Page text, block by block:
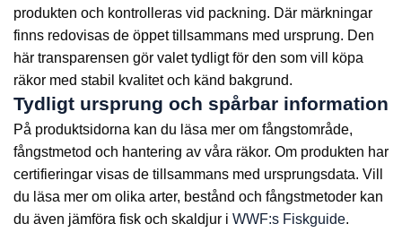
produkten och kontrolleras vid packning. Där märkningar
finns redovisas de öppet tillsammans med ursprung. Den
här transparensen gör valet tydligt för den som vill köpa
räkor med stabil kvalitet och känd bakgrund.
Tydligt ursprung och spårbar information
På produktsidorna kan du läsa mer om fångstområde,
fångstmetod och hantering av våra räkor. Om produkten har
certifieringar visas de tillsammans med ursprungsdata. Vill
du läsa mer om olika arter, bestånd och fångstmetoder kan
du även jämföra fisk och skaldjur i WWF:s Fiskguide.